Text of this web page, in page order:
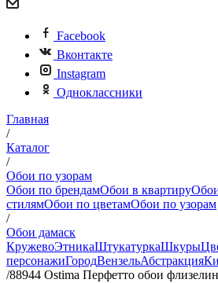
Facebook
Вконтакте
Instagram
Одноклассники
Главная
/
Каталог
/
Обои по узорам
Обои по брендамОбои в квартиру
стилямОбои по цветамОбои по узорам
/
Обои дамаск
КружевоЭтникаШтукатуркаШкуры
персонажиГородВензельАбстракция
/88944 Ostima Перфетто обои